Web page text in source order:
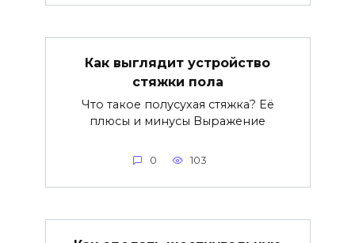
Как выглядит устройство
стяжки пола
Что такое полусухая стяжка? Её
плюсы и минусы Выражение
0 103